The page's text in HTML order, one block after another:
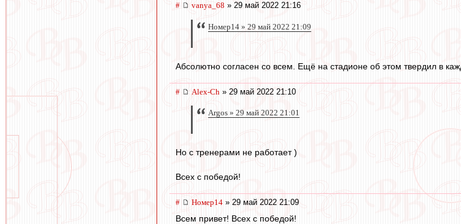
# vanya_68 » 29 май 2022 21:16
Номер14 » 29 май 2022 21:09
Абсолютно согласен со всем. Ещё на стадионе об этом твердил в
# Alex-Ch » 29 май 2022 21:10
Argos » 29 май 2022 21:01
Но с тренерами не работает )
Всех с победой!
# Номер14 » 29 май 2022 21:09
Всем привет! Всех с победой!